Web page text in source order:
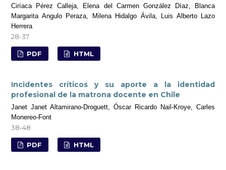
Ciríaca Pérez Calleja, Elena del Carmen González Díaz, Blanca
Margarita Angulo Peraza, Milena Hidalgo Ávila, Luis Alberto Lazo
Herrera
28-37
PDF HTML
Incidentes críticos y su aporte a la identidad
profesional de la matrona docente en Chile
Janet Janet Altamirano-Droguett, Óscar Ricardo Nail-Kroye, Carles
Monereo-Font
38-48
PDF HTML